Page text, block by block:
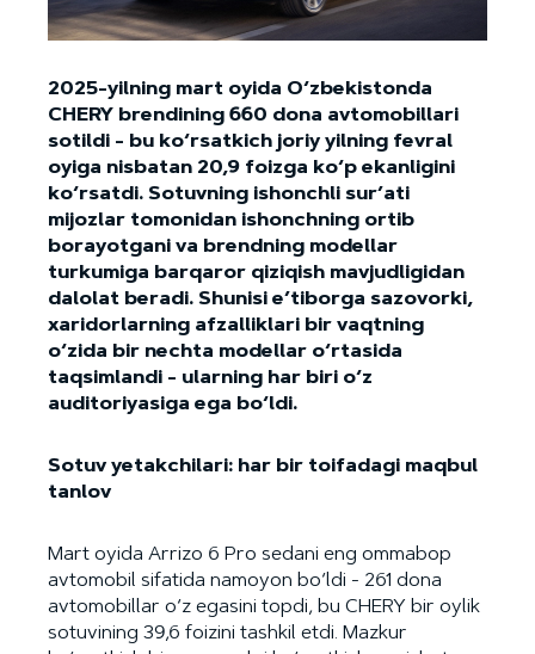
2025-yilning mart oyida O‘zbekistonda
CHERY brendining 660 dona avtomobillari
sotildi - bu ko‘rsatkich joriy yilning fevral
oyiga nisbatan 20,9 foizga ko‘p ekanligini
ko‘rsatdi. Sotuvning ishonchli sur’ati
mijozlar tomonidan ishonchning ortib
borayotgani va brendning modellar
turkumiga barqaror qiziqish mavjudligidan
dalolat beradi. Shunisi e’tiborga sazovorki,
xaridorlarning afzalliklari bir vaqtning
o‘zida bir nechta modellar o‘rtasida
taqsimlandi - ularning har biri o‘z
auditoriyasiga ega bo‘ldi.
Sotuv yetakchilari: har bir toifadagi maqbul
tanlov
Mart oyida Arrizo 6 Pro sedani eng ommabop
avtomobil sifatida namoyon bo‘ldi - 261 dona
avtomobillar o‘z egasini topdi, bu CHERY bir oylik
sotuvining 39,6 foizini tashkil etdi. Mazkur